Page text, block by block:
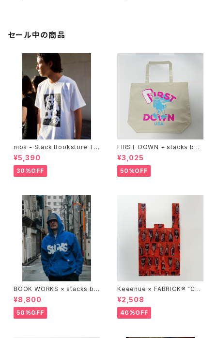
セール中の商品
nibs - Stack Bookstore Te
e
¥5,390
30%OFF
FIRST DOWN + stacks boo
kstore BIG TOTE
¥3,025
50%OFF
BOOK WORKS × stacks bo
okstore "Jimbocho Beat Li
brary zip up hood"
¥8,800
50%OFF
Keeenue × FABRICK®︎ "CO
MPACT SHOPPING BAG" st
acks Exclusive model
¥2,508
40%OFF